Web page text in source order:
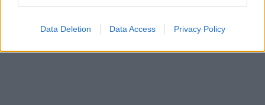
Data Deletion Data Access Privacy Policy